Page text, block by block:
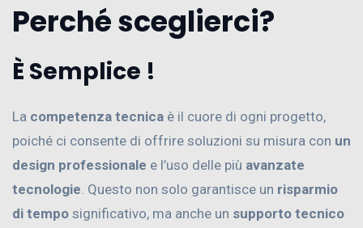
Perché sceglierci?
È Semplice !
La competenza tecnica è il cuore di ogni progetto,
poiché ci consente di offrire soluzioni su misura con un
design professionale e l’uso delle più avanzate
tecnologie . Questo non solo garantisce un risparmio
di tempo significativo, ma anche un supporto tecnico